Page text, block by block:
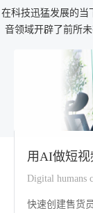
在科技迅猛发展的当
音领域开辟了前所
用AI做短视
Digital humans
快速创建售货